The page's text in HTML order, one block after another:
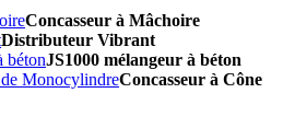
Concasseur à Mâchoire
Distributeur Vibrant
JS1000 mélangeur à béton
Concasseur à Cône